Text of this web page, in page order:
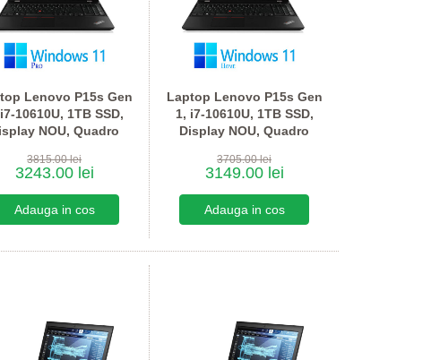
Lenovo P15s Gen
10610U, 1TB SSD,
NOU, Quadro
3815.00 lei
3243.00 lei
Laptop Lenovo P15s Gen
1, i7-10610U, 1TB SSD,
Display NOU, Quadro
3705.00 lei
3149.00 lei